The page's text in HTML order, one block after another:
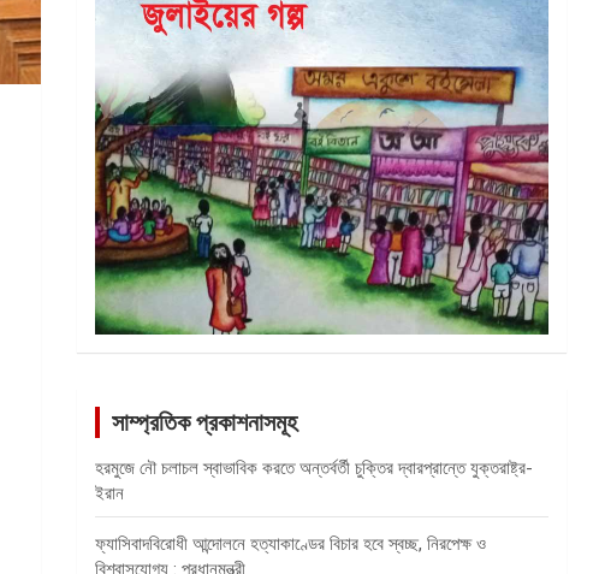
সাম্প্রতিক প্রকাশনাসমূহ
হরমুজে নৌ চলাচল স্বাভাবিক করতে অন্তর্বর্তী চুক্তির দ্বারপ্রান্তে যুক্তরাষ্ট্র-
ইরান
ফ্যাসিবাদবিরোধী আন্দোলনে হত্যাকাণ্ডের বিচার হবে স্বচ্ছ, নিরপেক্ষ ও
বিশ্বাসযোগ্য : প্রধানমন্ত্রী